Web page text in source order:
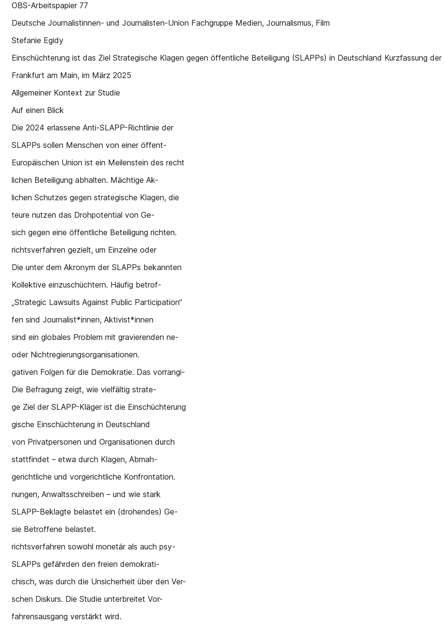
OBS-Arbeitspapier 77
Deutsche Journalistinnen- und Journalisten-Union Fachgruppe Medien, Journalismus, Film
Stefanie Egidy
Einschüchterung ist das Ziel Strategische Klagen gegen öffentliche Beteiligung (SLAPPs) in Deutschland Kurzfassung der
Frankfurt am Main, im März 2025
Allgemeiner Kontext zur Studie
Auf einen Blick
Die 2024 erlassene Anti-SLAPP-Richtlinie der
SLAPPs sollen Menschen von einer öffent-
Euro­päischen Union ist ein Meilenstein des recht­
lichen Beteiligung abhalten. Mächtige Ak-
lichen Schutzes gegen strategische Klagen, die
teure nutzen das Drohpotential von Ge-
sich gegen eine öffentliche Beteiligung richten.
richtsverfahren gezielt, um Einzelne oder
Die unter dem Akronym der SLAPPs bekannten
Kollektive einzuschüchtern. Häufig betrof-
„Strategic Lawsuits Against Public Participation“
fen sind Journalist*innen, Aktivist*innen
sind ein globales Problem mit gravierenden ne-
oder Nichtregierungsorganisationen.
gativen Folgen für die Demokratie. Das vorrangi-
Die Befragung zeigt, wie vielfältig strate-
ge Ziel der SLAPP-Kläger ist die Einschüchterung
gische Einschüchterung in Deutschland
von Privatpersonen und Organisationen durch
stattfindet – etwa durch Klagen, Abmah-
gerichtliche und vorgerichtliche Konfrontation.
nungen, Anwaltsschreiben – und wie stark
SLAPP-Beklagte belastet ein (drohendes) Ge-
sie Betroffene belastet.
richtsverfahren sowohl monetär als auch psy-
SLAPPs gefährden den freien demokrati-
chisch, was durch die Unsicherheit über den Ver-
schen Diskurs. Die Studie unterbreitet Vor-
fahrensausgang verstärkt wird.